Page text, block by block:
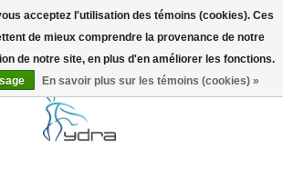
acceptez l'utilisation des témoins (cookies). Ces
de mieux comprendre la provenance de notre
de notre site, en plus d'en améliorer les fonctions.
En savoir plus sur les témoins (cookies) »